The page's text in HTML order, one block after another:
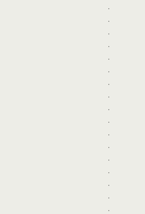
.
.
.
.
.
.
.
.
.
.
.
.
.
.
.
.
.